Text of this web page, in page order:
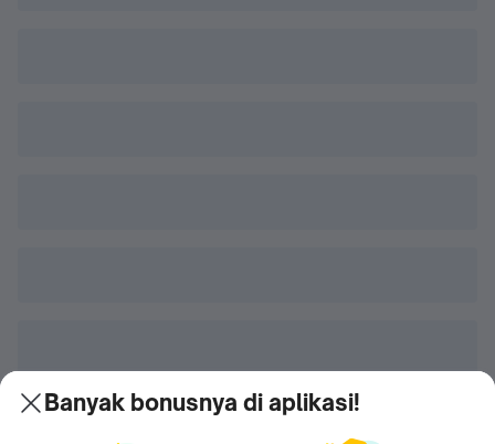
Banyak bonusnya di aplikasi!